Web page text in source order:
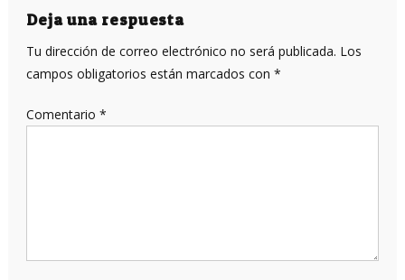
entradas
Deja una respuesta
Tu dirección de correo electrónico no será publicada. Los
campos obligatorios están marcados con *
Comentario *